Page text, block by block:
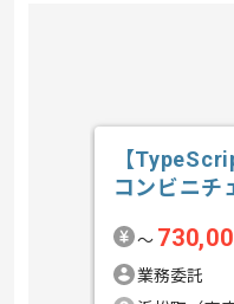
【
コンビニチ
〜
業務委託